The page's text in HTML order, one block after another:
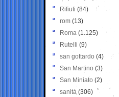
Rifiuti (84)
rom (13)
Roma (1.125)
Rutelli (9)
san gottardo (4)
San Martino (3)
San Miniato (2)
sanità (306)